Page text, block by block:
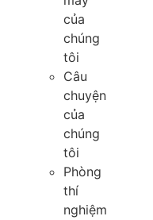
của
chúng
tôi
Câu
chuyện
của
chúng
tôi
Phòng
thí
nghiệm